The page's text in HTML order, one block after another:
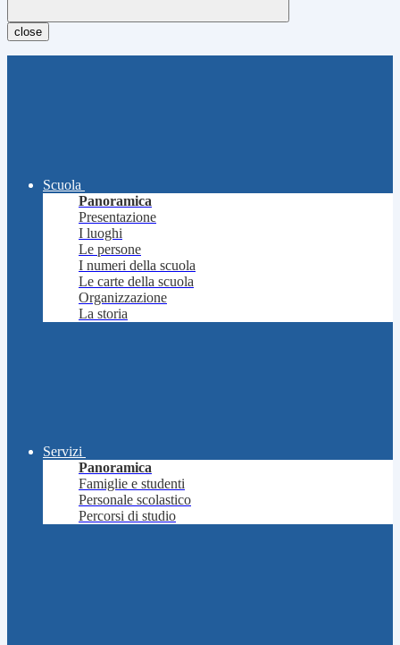
close
Scuola
Panoramica
Presentazione
I luoghi
Le persone
I numeri della scuola
Le carte della scuola
Organizzazione
La storia
Servizi
Panoramica
Famiglie e studenti
Personale scolastico
Percorsi di studio